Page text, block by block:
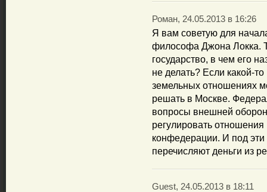
Роман, 24.05.2013 в 16:26
Я вам советую для
философа Джона Локка.
государство, в чем его
не делать? Если какой-
земельных отношениях
решать в Москве.
вопросы внешней
регулировать
конфедерации. И под
перечисляют деньги из
Guest, 24.05.2013 в 18:11